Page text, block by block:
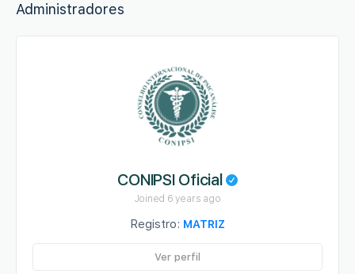
Administradores
CONIPSI Oficial
Joined 6 years ago
Registro: MATRIZ
Ver perfil